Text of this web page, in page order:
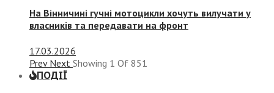
На Вінничині гучні мотоцикли хочуть вилучати у
власників та передавати на фронт
17.03.2026
Prev Next Showing 1 Of 851
ПОДІЇ